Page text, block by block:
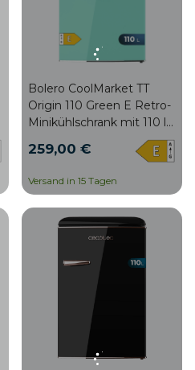
Bolero CoolMarket TT
Origin 110 Green E Retro-
Minikühlschrank mit 110 l
Klasse E, ICEBOX, Innen-
Glasschalen.
259,00 €
Versand in 15 Tagen